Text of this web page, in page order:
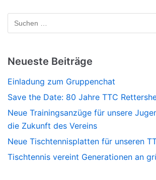
Neueste Beiträge
Einladung zum Gruppenchat
Save the Date: 80 Jahre TTC
Neue Trainingsanzüge für unsere
die Zukunft des Vereins
Neue Tischtennisplatten für unseren
Tischtennis vereint Generationen an